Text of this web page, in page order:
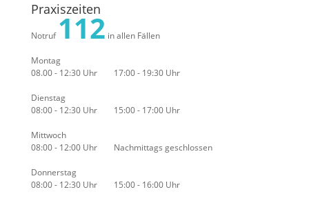
Praxiszeiten
Notruf 112 in allen Fällen
Montag
08.00 - 12:30 Uhr 17:00 - 19:30 Uhr
Dienstag
08:00 - 12:30 Uhr 15:00 - 17:00 Uhr
Mittwoch
08:00 - 12:00 Uhr Nachmittags geschlossen
Donnerstag
08:00 - 12:30 Uhr 15:00 - 16:00 Uhr